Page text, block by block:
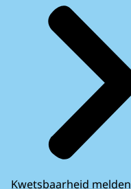
Kwetsbaarheid melden